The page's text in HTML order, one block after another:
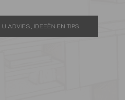
U ADVIES, IDEEËN EN TIPS!